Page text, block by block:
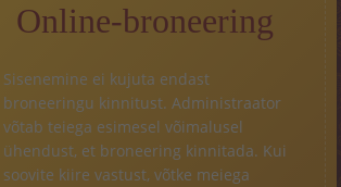
Online-broneering
Sisenemine ei kujuta endast
broneeringu kinnitust. Administraator
võtab teiega esimesel võimalusel
ühendust, et broneering kinnitada. Kui
soovite kiire vastust, võtke meiega